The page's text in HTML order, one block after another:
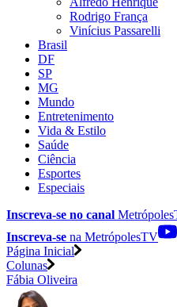
Rodrigo França
Vinícius Passarelli
Brasil
DF
SP
MG
Mundo
Entretenimento
Vida & Estilo
Saúde
Ciência
Esportes
Especiais
Inscreva-se no canal
Inscreva-se na MetrópolesTV
Página Inicial
Colunas
Fábia Oliveira